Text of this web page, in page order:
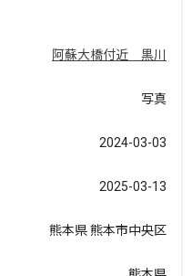
阿蘇大橋付近 黒川
写真
2024-03-03
2025-03-13
熊本県 熊本市中央区